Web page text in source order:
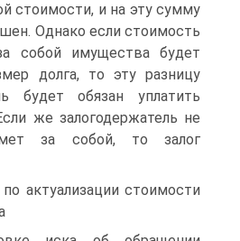
стоимости, и на эту сумму
Однако если стоимость
собой имущества будет
долга, то эту разницу
будет обязан уплатить
же залогодержатель не
за собой, то залог
актуализации стоимости